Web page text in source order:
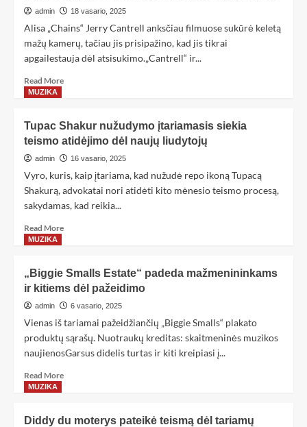
admin 18 vasario, 2025
Alisa „Chains“ Jerry Cantrell anksčiau filmuose sukūrė keletą
mažų kamerų, tačiau jis prisipažino, kad jis tikrai
apgailestauja dėl atsisukimo.„Cantrell“ ir...
Read More
MUZIKA
Tupac Shakur nužudymo įtariamasis siekia
teismo atidėjimo dėl naujų liudytojų
admin 16 vasario, 2025
Vyro, kuris, kaip įtariama, kad nužudė repo ikoną Tupacą
Shakurą, advokatai nori atidėti kito mėnesio teismo procesą,
sakydamas, kad reikia...
Read More
MUZIKA
„Biggie Smalls Estate“ padeda mažmenininkams
ir kitiems dėl pažeidimo
admin 6 vasario, 2025
Vienas iš tariamai pažeidžiančių „Biggie Smalls“ plakato
produktų sąrašų. Nuotraukų kreditas: skaitmeninės muzikos
naujienosGarsus didelis turtas ir kiti kreipiasi į...
Read More
MUZIKA
Diddy du moterys pateikė teismą dėl tariamų